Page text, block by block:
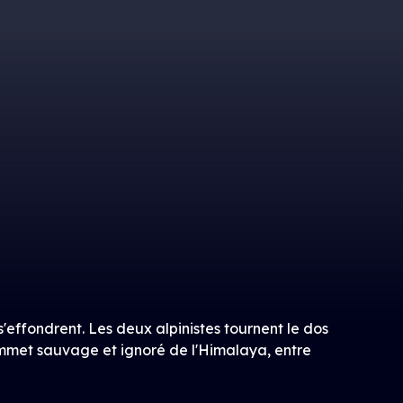
Les deux alpinistes tournent le dos
sauvage et ignoré de l'Himalaya, entre